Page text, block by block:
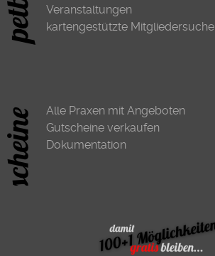
Veranstaltungen
kartengestützte Mitgliedersuche
Alle Praxen mit Angeboten
Gutscheine verkaufen
Dokumentation